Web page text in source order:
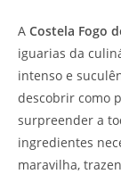
A Costela Fogo
iguarias da
intenso e
descobrir como
surpreender a
ingredientes
maravilha,